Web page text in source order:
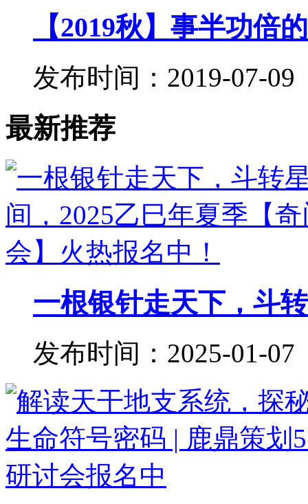
【2019秋】事半功
发布时间：2019-07-09
最新推荐
一根银针走天下，斗
发布时间：2025-01-07